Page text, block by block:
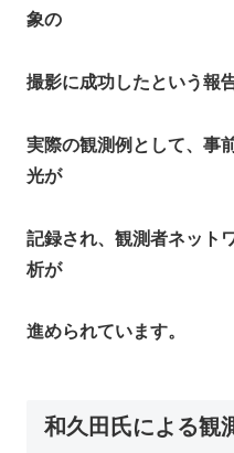
象の
撮影に成功したという報
実際の観測例として、事
光が
記録され、観測者ネット
析が
進められています。​
和久田氏による観